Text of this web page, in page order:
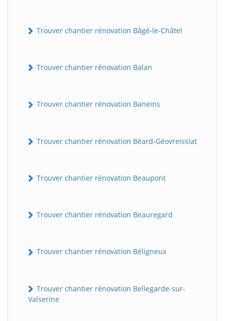
Trouver chantier rénovation Bâgé-le-Châtel
Trouver chantier rénovation Balan
Trouver chantier rénovation Baneins
Trouver chantier rénovation Béard-Géovreissiat
Trouver chantier rénovation Beaupont
Trouver chantier rénovation Beauregard
Trouver chantier rénovation Béligneux
Trouver chantier rénovation Bellegarde-sur-
Valserine